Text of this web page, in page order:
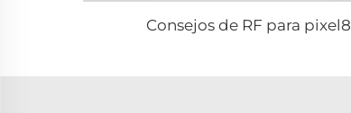
Consejos de RF para pixel8